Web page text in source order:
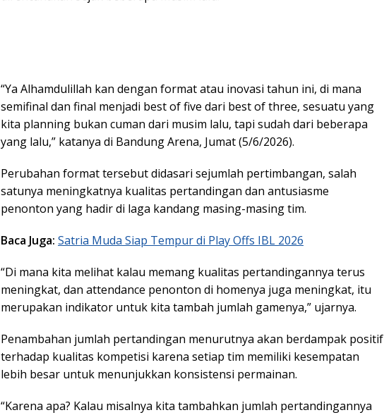
“Ya Alhamdulillah kan dengan format atau inovasi tahun ini, di mana
semifinal dan final menjadi best of five dari best of three, sesuatu yang
kita planning bukan cuman dari musim lalu, tapi sudah dari beberapa
yang lalu,” katanya di Bandung Arena, Jumat (5/6/2026).
Perubahan format tersebut didasari sejumlah pertimbangan, salah
satunya meningkatnya kualitas pertandingan dan antusiasme
penonton yang hadir di laga kandang masing-masing tim.
Baca Juga: Satria Muda Siap Tempur di Play Offs IBL 2026
“Di mana kita melihat kalau memang kualitas pertandingannya terus
meningkat, dan attendance penonton di homenya juga meningkat, itu
merupakan indikator untuk kita tambah jumlah gamenya,” ujarnya.
Penambahan jumlah pertandingan menurutnya akan berdampak positif
terhadap kualitas kompetisi karena setiap tim memiliki kesempatan
lebih besar untuk menunjukkan konsistensi permainan.
“Karena apa? Kalau misalnya kita tambahkan jumlah pertandingannya